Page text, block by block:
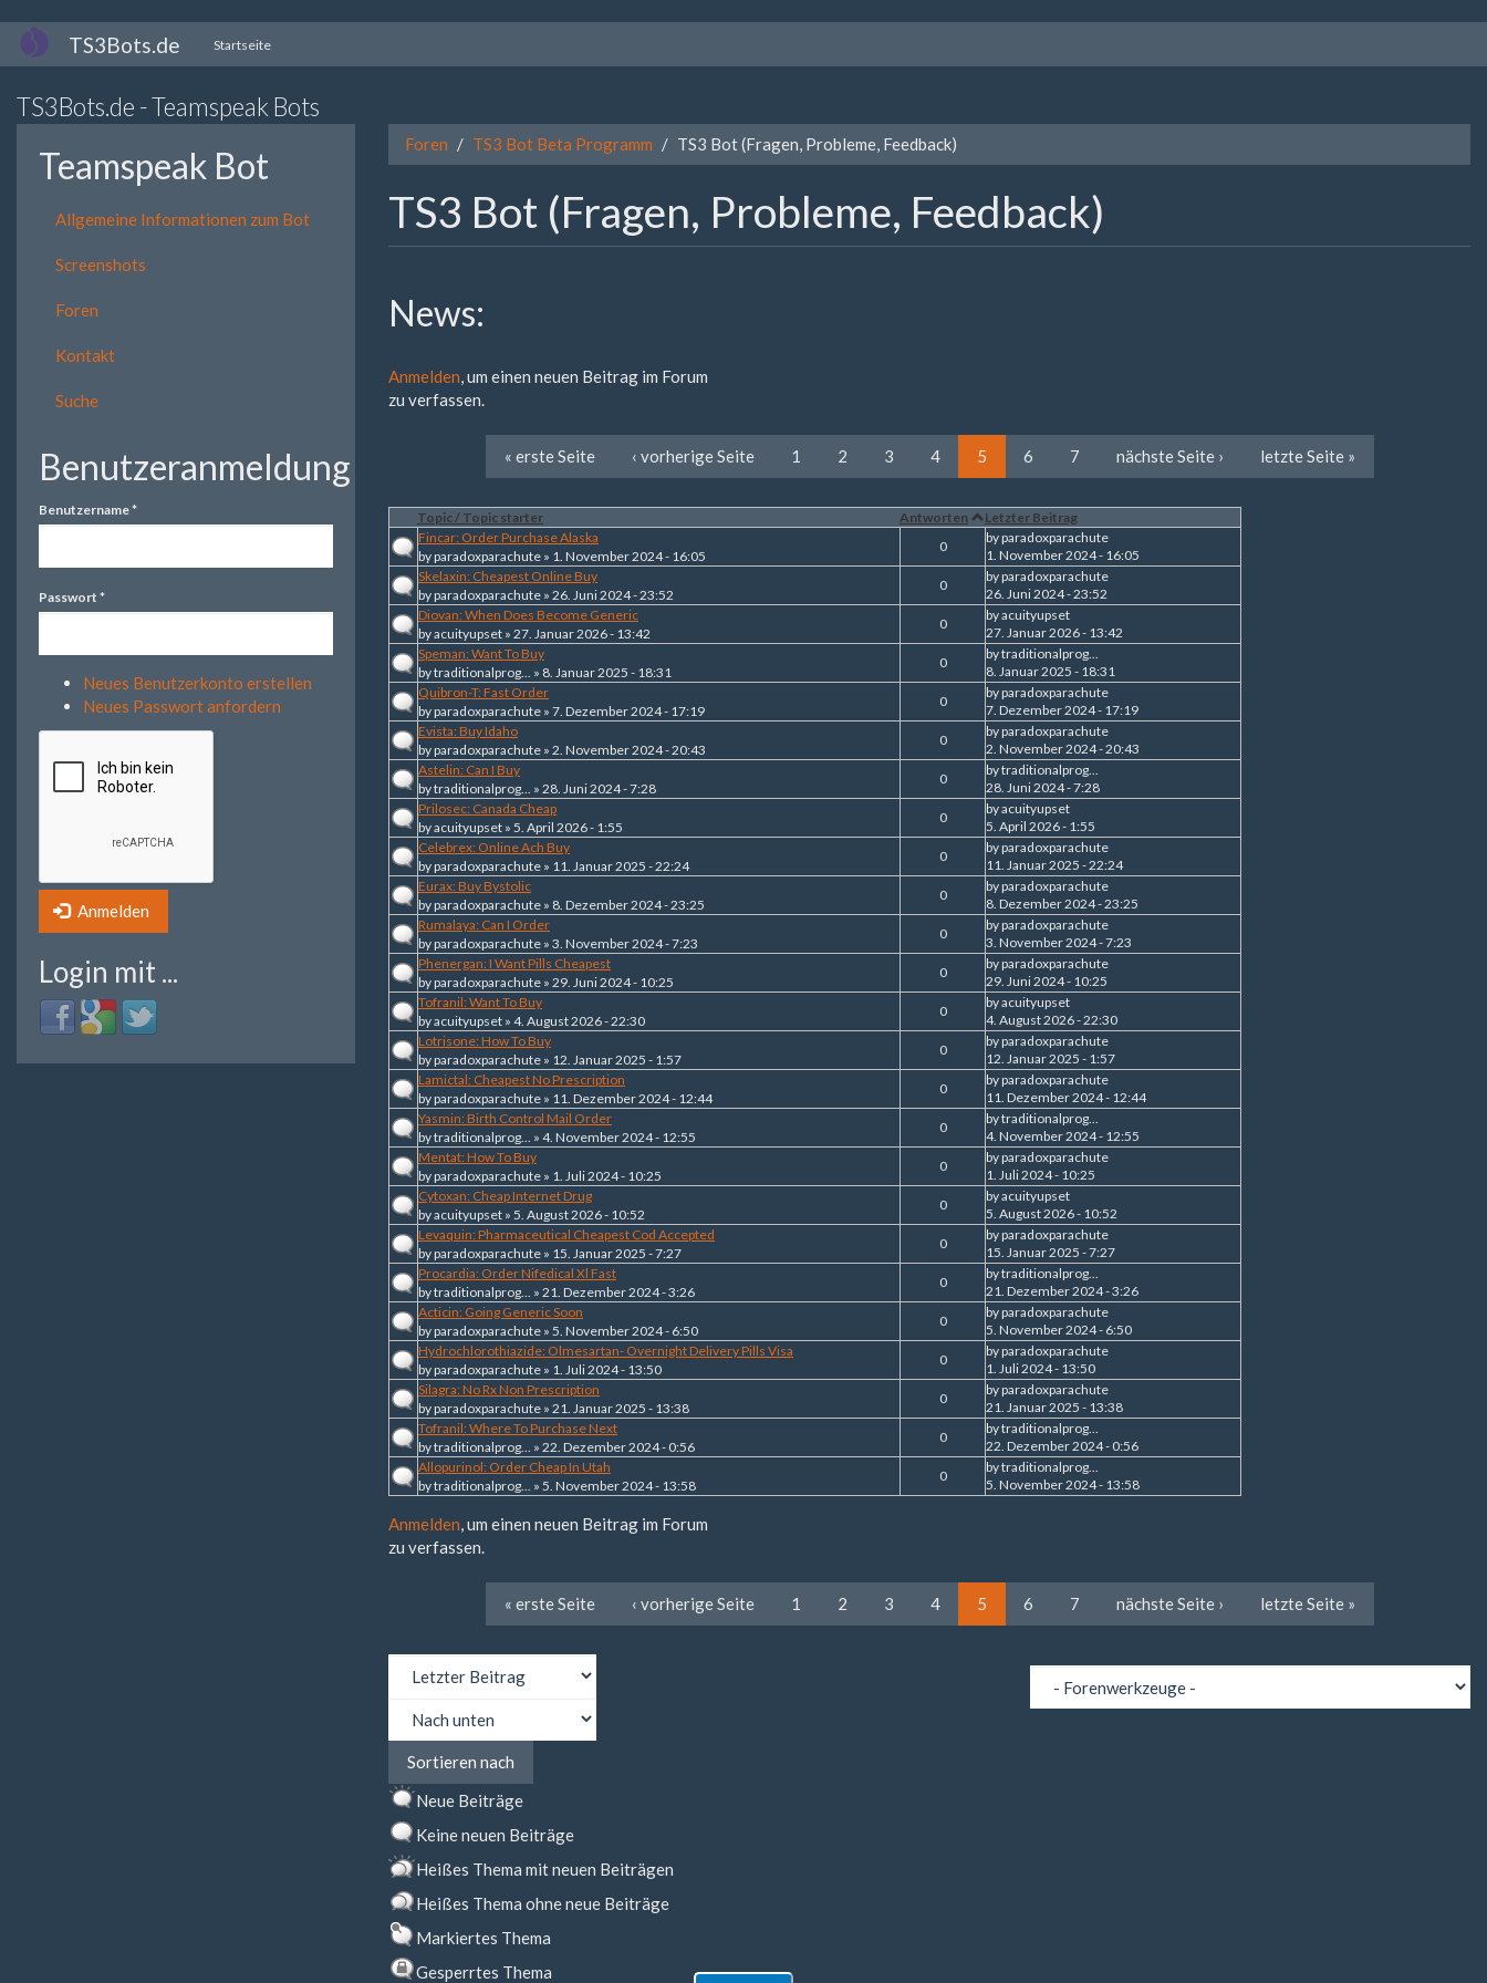
Direkt
zum
TS3Bots.de Startseite
TS3Bots.de - Teamspeak Bots
Teamspeak Bot
Allgemeine Informationen zum Bot
Screenshots
Foren
Kontakt
Suche
Benutzeranmeldung
Benutzername*
Passwort *
Neues Benutzerkonto erstellen
Neues Passwort anfordern
Anmelden
Login mit ...
Login
with
Login
with
Login
with
Foren TS3 Bot Beta Programm TS3 Bot (Fragen, Probleme, Feedback)
TS3 Bot (Fragen, Probleme, Feedback)
News:
Anmelden, um einen neuen Beitrag im Forum
zu verfassen.
« erste Seite ‹ vorherige Seite 1 2 3 4 5 6 7 nächste Seite › letzte Seite »
Topic / Topic starter Antworten
Letzter Beitrag
Fincar: Order Purchase Alaska
byparadoxparachute » 1. November 2024 - 16:05
0
byparadoxparachute
1. November 2024 - 16:05
Skelaxin: Cheapest Online Buy
byparadoxparachute » 26. Juni 2024 - 23:52
0
byparadoxparachute
26. Juni 2024 - 23:52
Diovan: When Does Become Generic
byacuityupset » 27. Januar 2026 - 13:42
0
byacuityupset
27. Januar 2026 - 13:42
Speman: Want To Buy
bytraditionalprog... » 8. Januar 2025 - 18:31
0
bytraditionalprog...
8. Januar 2025 - 18:31
Quibron-T: Fast Order
byparadoxparachute » 7. Dezember 2024 - 17:19
0
byparadoxparachute
7. Dezember 2024 - 17:19
Evista: Buy Idaho
byparadoxparachute » 2. November 2024 - 20:43
0
byparadoxparachute
2. November 2024 - 20:43
Astelin: Can I Buy
bytraditionalprog... » 28. Juni 2024 - 7:28
0
bytraditionalprog...
28. Juni 2024 - 7:28
Prilosec: Canada Cheap
byacuityupset » 5. April 2026 - 1:55
0
byacuityupset
5. April 2026 - 1:55
Celebrex: Online Ach Buy
byparadoxparachute » 11. Januar 2025 - 22:24
0
byparadoxparachute
11. Januar 2025 - 22:24
Eurax: Buy Bystolic
byparadoxparachute » 8. Dezember 2024 - 23:25
0
byparadoxparachute
8. Dezember 2024 - 23:25
Rumalaya: Can I Order
byparadoxparachute » 3. November 2024 - 7:23
0
byparadoxparachute
3. November 2024 - 7:23
Phenergan: I Want Pills Cheapest
byparadoxparachute » 29. Juni 2024 - 10:25
0
byparadoxparachute
29. Juni 2024 - 10:25
Tofranil: Want To Buy
byacuityupset » 4. August 2026 - 22:30
0
byacuityupset
4. August 2026 - 22:30
Lotrisone: How To Buy
byparadoxparachute » 12. Januar 2025 - 1:57
0
byparadoxparachute
12. Januar 2025 - 1:57
Lamictal: Cheapest No Prescription
byparadoxparachute » 11. Dezember 2024 - 12:44
0
byparadoxparachute
11. Dezember 2024 - 12:44
Yasmin: Birth Control Mail Order
bytraditionalprog... » 4. November 2024 - 12:55
0
bytraditionalprog...
4. November 2024 - 12:55
Mentat: How To Buy
byparadoxparachute » 1. Juli 2024 - 10:25
0
byparadoxparachute
1. Juli 2024 - 10:25
Cytoxan: Cheap Internet Drug
byacuityupset » 5. August 2026 - 10:52
0
byacuityupset
5. August 2026 - 10:52
Levaquin: Pharmaceutical Cheapest Cod Accepted
byparadoxparachute » 15. Januar 2025 - 7:27
0
byparadoxparachute
15. Januar 2025 - 7:27
Procardia: Order Nifedical Xl Fast
bytraditionalprog... » 21. Dezember 2024 - 3:26
0
bytraditionalprog...
21. Dezember 2024 - 3:26
Acticin: Going Generic Soon
byparadoxparachute » 5. November 2024 - 6:50
0
byparadoxparachute
5. November 2024 - 6:50
Hydrochlorothiazide: Olmesartan- Overnight Delivery Pills Visa
byparadoxparachute » 1. Juli 2024 - 13:50
0
byparadoxparachute
1. Juli 2024 - 13:50
Silagra: No Rx Non Prescription
byparadoxparachute » 21. Januar 2025 - 13:38
0
byparadoxparachute
21. Januar 2025 - 13:38
Tofranil: Where To Purchase Next
bytraditionalprog... » 22. Dezember 2024 - 0:56
0
bytraditionalprog...
22. Dezember 2024 - 0:56
Allopurinol: Order Cheap In Utah
bytraditionalprog... » 5. November 2024 - 13:58
0
bytraditionalprog...
5. November 2024 - 13:58
Anmelden, um einen neuen Beitrag im Forum
zu verfassen.
« erste Seite ‹ vorherige Seite 1 2 3 4 5 6 7 nächste Seite › letzte Seite »
nach
nachSortieren nach
Neue Beiträge
Keine neuen Beiträge
Heißes Thema mit neuen Beiträgen
Heißes Thema ohne neue Beiträge
Markiertes Thema
Gesperrtes Thema